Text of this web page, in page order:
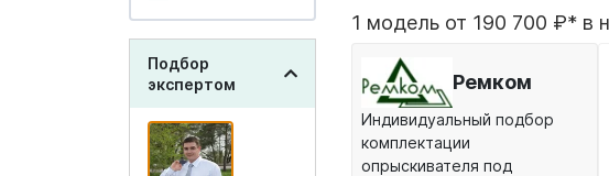
Подбор
экспертом
1 модель от 190 700 ₽* в
Ремком
Индивидуальный подбор
комплектации
опрыскивателя под